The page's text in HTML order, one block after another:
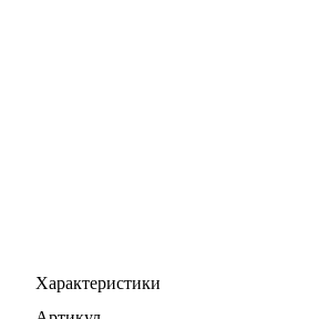
Характеристики